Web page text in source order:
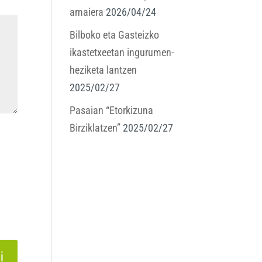
amaiera 2026/04/24
Bilboko eta Gasteizko
ikastetxeetan ingurumen-
heziketa lantzen
2025/02/27
Pasaian “Etorkizuna
Birziklatzen” 2025/02/27